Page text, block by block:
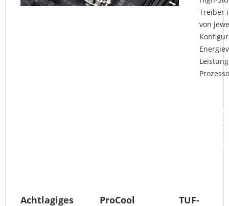
Treiber
von
Achtlagiges
ProCool
TUF-